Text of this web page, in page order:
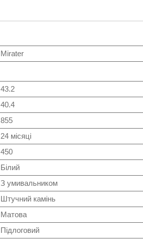
Mirater
43.2
40.4
855
24 місяці
450
Білий
З умивальником
Штучний камінь
Матова
Підлоговий